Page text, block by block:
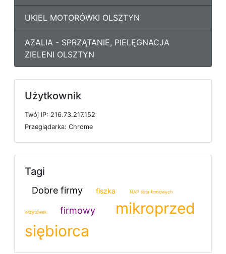
UKIEL MOTORÓWKI OLSZTYN
AZALIA - SPRZĄTANIE, PIELĘGNACJA
ZIELENI OLSZTYN
Użytkownik
Twój IP: 216.73.217.152
Przeglądarka: Chrome
Tagi
Dobre firmy fiszka NAP lista firmowych
wizytówek firmowy
mikroprzed
siębiorca